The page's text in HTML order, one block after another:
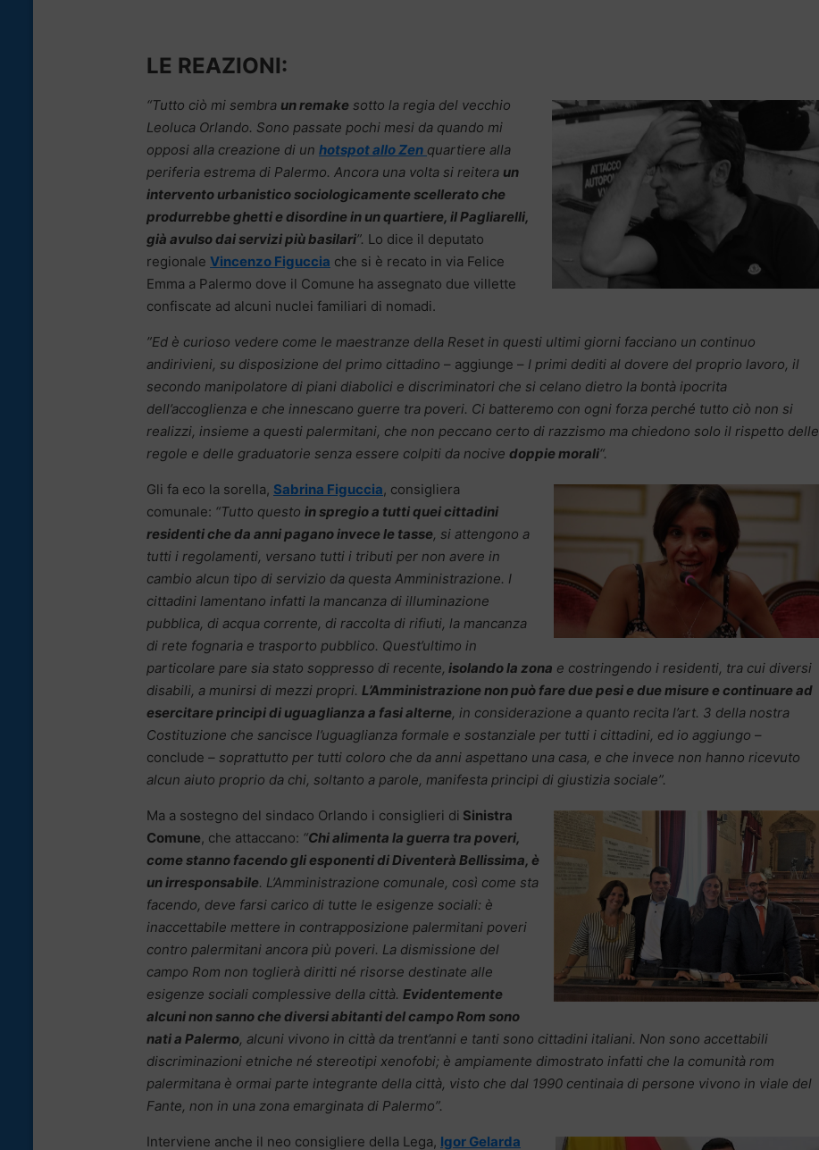
LE REAZIONI:
“Tutto ciò mi sembra un remake sotto la regia del vecchio
Leoluca Orlando. Sono passate pochi mesi da quando mi
opposi alla creazione di un hotspot allo Zen quartiere alla
periferia estrema di Palermo. Ancora una volta si reitera un
intervento urbanistico sociologicamente scellerato che
produrrebbe ghetti e disordine in un quartiere, il Pagliarelli,
già avulso dai servizi più basilari”. Lo dice il deputato
regionale Vincenzo Figuccia che si è recato in via Felice
Emma a Palermo dove il Comune ha assegnato due villette
confiscate ad alcuni nuclei familiari di nomadi.
”Ed è curioso vedere come le maestranze della Reset in questi ultimi giorni facciano un continuo
andirivieni, su disposizione del primo cittadino – aggiunge – I primi dediti al dovere del proprio lavoro, il
secondo manipolatore di piani diabolici e discriminatori che si celano dietro la bontà ipocrita
dell’accoglienza e che innescano guerre tra poveri. Ci batteremo con ogni forza perché tutto ciò non si
realizzi, insieme a questi palermitani, che non peccano certo di razzismo ma chiedono solo il rispetto delle
regole e delle graduatorie senza essere colpiti da nocive doppie morali“.
Gli fa eco la sorella, Sabrina Figuccia, consigliera
comunale: “Tutto questo in spregio a tutti quei cittadini
residenti che da anni pagano invece le tasse, si attengono a
tutti i regolamenti, versano tutti i tributi per non avere in
cambio alcun tipo di servizio da questa Amministrazione. I
cittadini lamentano infatti la mancanza di illuminazione
pubblica, di acqua corrente, di raccolta di rifiuti, la mancanza
di rete fognaria e trasporto pubblico. Quest’ultimo in
particolare pare sia stato soppresso di recente, isolando la zona e costringendo i residenti, tra cui diversi
disabili, a munirsi di mezzi propri. L’Amministrazione non può fare due pesi e due misure e continuare ad
esercitare principi di uguaglianza a fasi alterne, in considerazione a quanto recita l’art. 3 della nostra
Costituzione che sancisce l’uguaglianza formale e sostanziale per tutti i cittadini, ed io aggiungo –
conclude – soprattutto per tutti coloro che da anni aspettano una casa, e che invece non hanno ricevuto
alcun aiuto proprio da chi, soltanto a parole, manifesta principi di giustizia sociale”.
Ma a sostegno del sindaco Orlando i consiglieri di Sinistra
Comune, che attaccano: “Chi alimenta la guerra tra poveri,
come stanno facendo gli esponenti di Diventerà Bellissima, è
un irresponsabile. L’Amministrazione comunale, così come sta
facendo, deve farsi carico di tutte le esigenze sociali: è
inaccettabile mettere in contrapposizione palermitani poveri
contro palermitani ancora più poveri. La dismissione del
campo Rom non toglierà diritti né risorse destinate alle
esigenze sociali complessive della città. Evidentemente
alcuni non sanno che diversi abitanti del campo Rom sono
nati a Palermo, alcuni vivono in città da trent’anni e tanti sono cittadini italiani. Non sono accettabili
discriminazioni etniche né stereotipi xenofobi; è ampiamente dimostrato infatti che la comunità rom
palermitana è ormai parte integrante della città, visto che dal 1990 centinaia di persone vivono in viale del
Fante, non in una zona emarginata di Palermo”.
Interviene anche il neo consigliere della Lega, Igor Gelarda